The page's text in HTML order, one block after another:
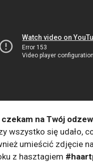
czekam na Twój odzew
wszystko się udało,
umieścić zdjęcie
z hasztagiem